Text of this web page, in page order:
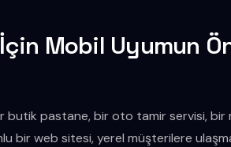
Mobil Uyumun
pastane, bir oto tamir servisi, bir
bir web sitesi, yerel müşterilere